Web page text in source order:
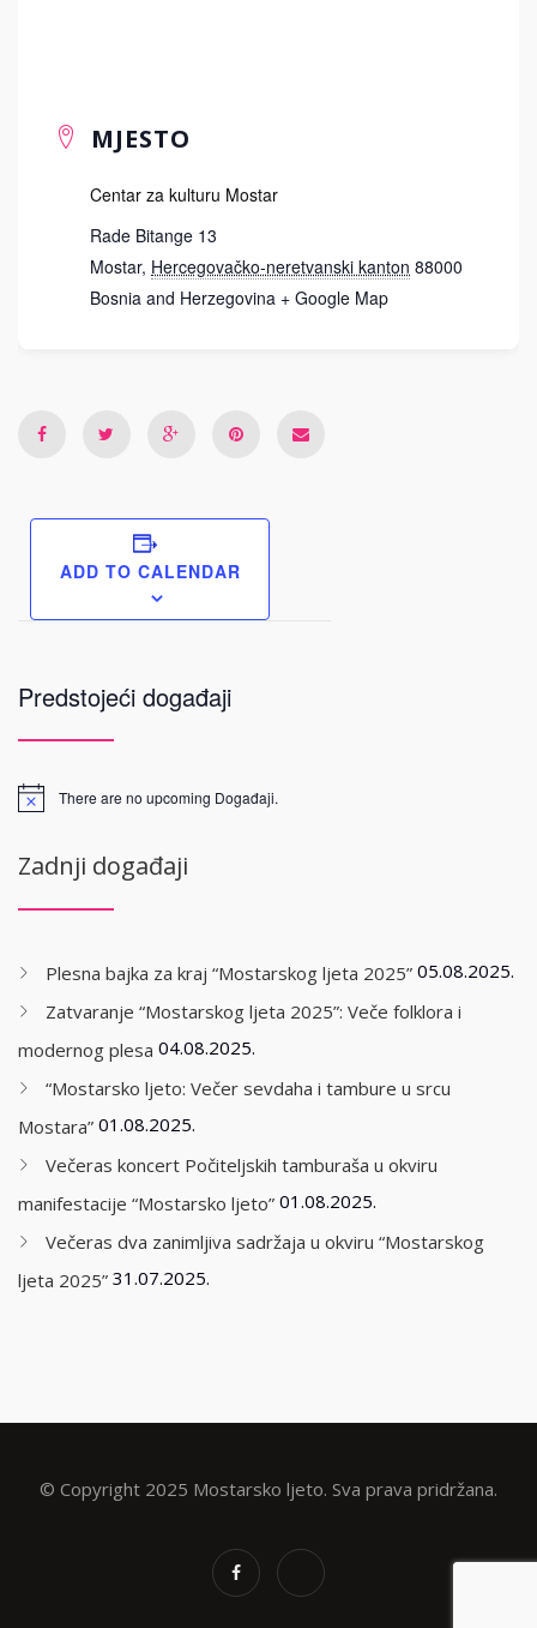
MJESTO
Centar za kulturu Mostar
Rade Bitange 13
Mostar, Hercegovačko-neretvanski kanton 88000
Bosnia and Herzegovina + Google Map
ADD TO CALENDAR
Predstojeći događaji
There are no upcoming Događaji.
Zadnji događaji
Plesna bajka za kraj “Mostarskog ljeta 2025” 05.08.2025.
Zatvaranje “Mostarskog ljeta 2025”: Veče folklora i
modernog plesa 04.08.2025.
“Mostarsko ljeto: Večer sevdaha i tambure u srcu
Mostara” 01.08.2025.
Večeras koncert Počiteljskih tamburaša u okviru
manifestacije “Mostarsko ljeto” 01.08.2025.
Večeras dva zanimljiva sadržaja u okviru “Mostarskog
ljeta 2025” 31.07.2025.
© Copyright 2025 Mostarsko ljeto. Sva prava pridržana.